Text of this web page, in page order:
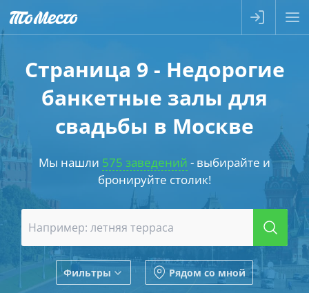
Страница 9 - Недорогие
банкетные залы для
свадьбы в Москве
Мы нашли 575 заведений - выбирайте и
бронируйте столик!
Фильтры Рядом со мной